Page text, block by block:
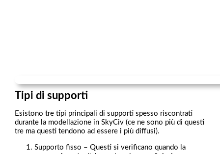
Tipi di supporti
Esistono tre tipi principali di supporti spesso riscontrati
durante la modellazione in SkyCiv (ce ne sono più di questi
tre ma questi tendono ad essere i più diffusi).
Supporto fisso – Questi si verificano quando la